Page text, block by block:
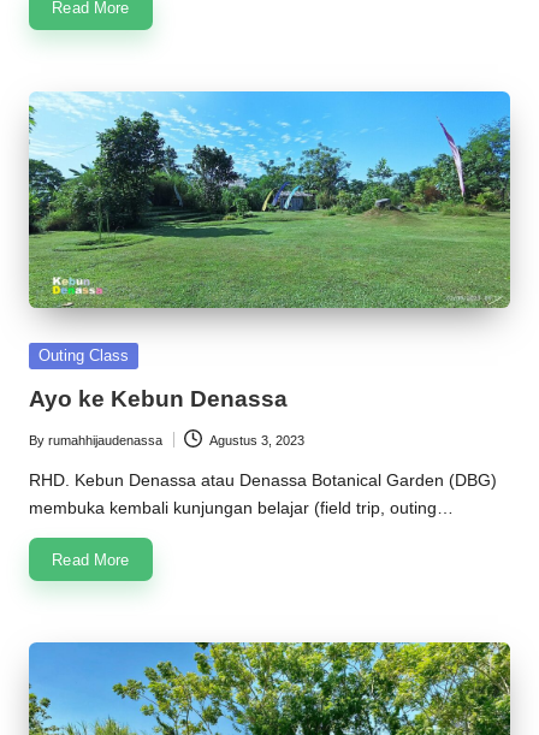
Read More
Posted
Outing Class
Ayo ke Kebun Denassa
Posted
by
By rumahhijaudenassa Agustus 3, 2023
RHD. Kebun Denassa atau Denassa Botanical Garden (DBG)
membuka kembali kunjungan belajar (field trip, outing…
Read More